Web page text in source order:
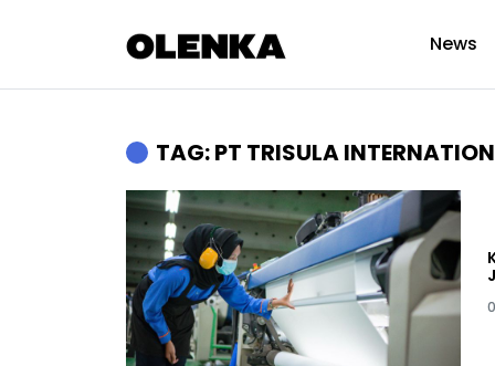
News
TAG: PT TRISULA